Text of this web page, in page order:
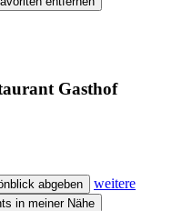
Gasthof
abgeben
weitere
in meiner Nähe